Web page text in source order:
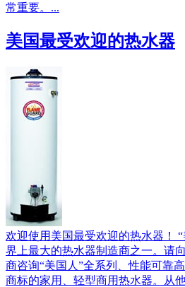
常重要。...
美国最受欢迎的热水器
欢迎使用美国最受欢迎的热水器！
界上最大的热水器制造商之一。请
商咨询“美国人”全系列、性能可靠
商标的家用、轻型商用热水器。从